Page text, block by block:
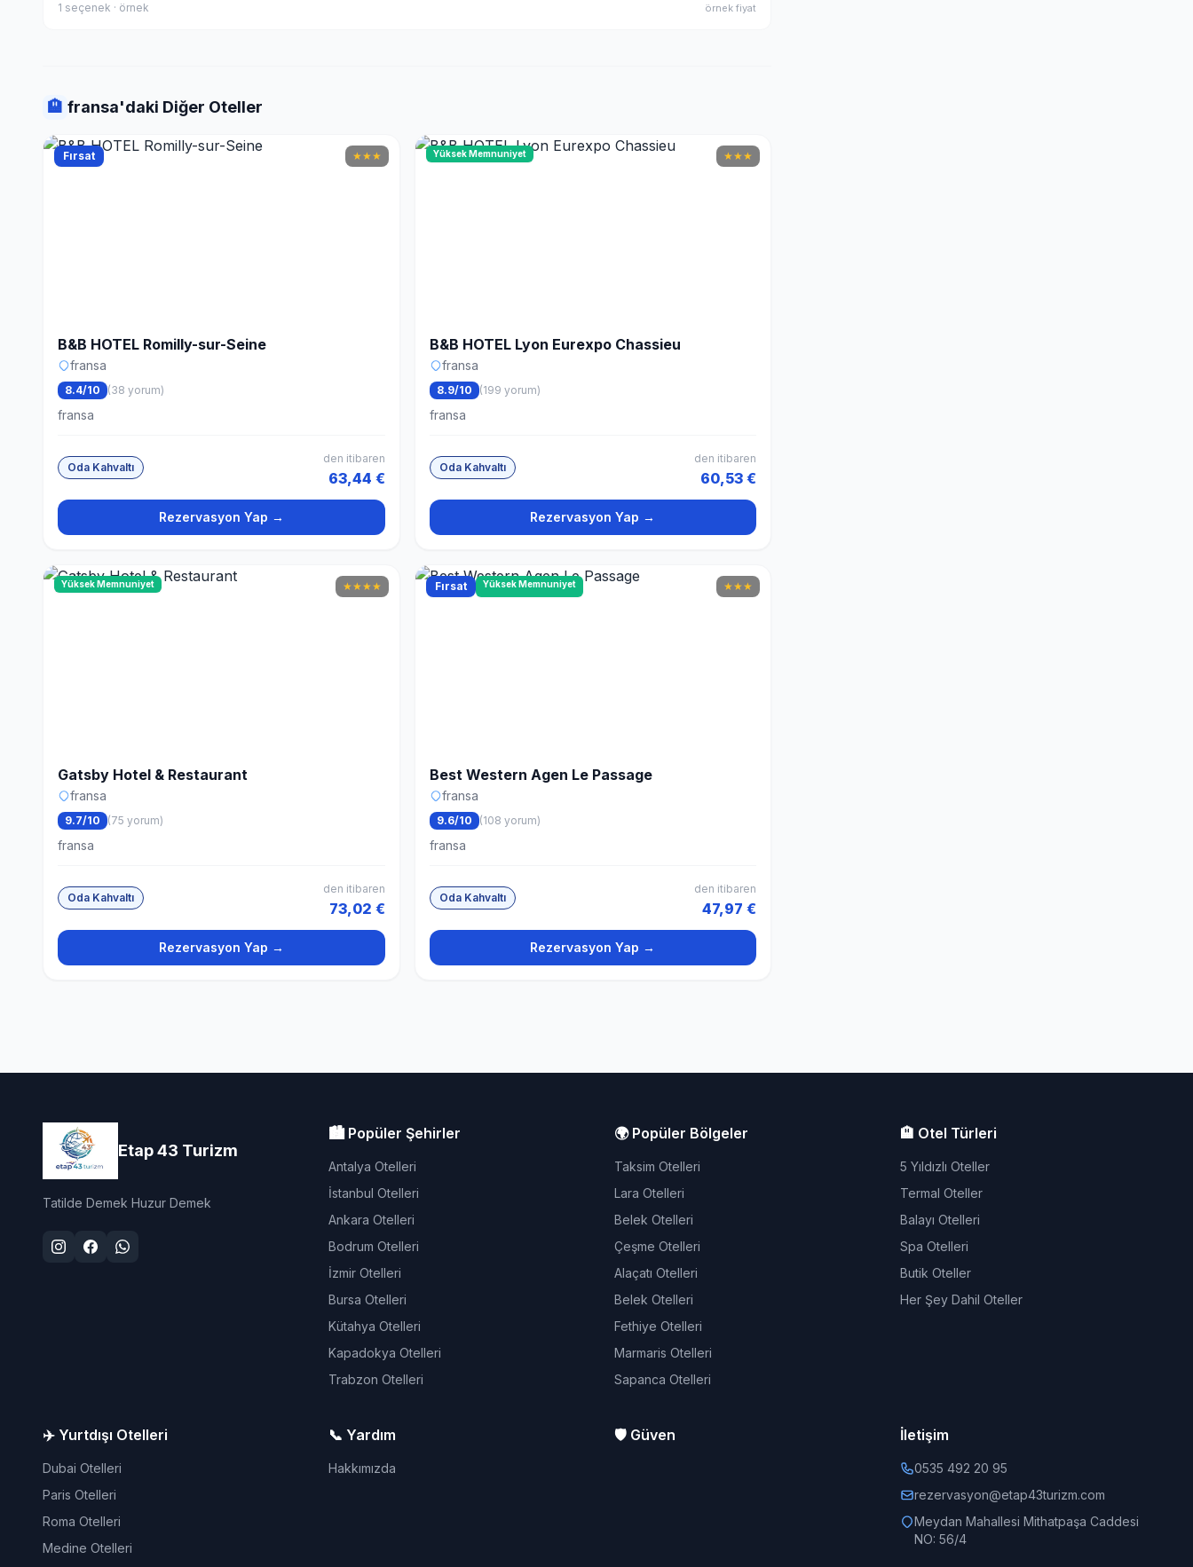
1 seçenek · örnek örnek fiyat
🏨 fransa'daki Diğer Oteller
Fırsat ★★★
B&B HOTEL Romilly-sur-Seine
fransa
8.4/10 (38 yorum)
fransa
Oda Kahvaltı
den itibaren
63,44 €
Rezervasyon Yap →
Yüksek Memnuniyet ★★★
B&B HOTEL Lyon Eurexpo Chassieu
fransa
8.9/10 (199 yorum)
fransa
Oda Kahvaltı
den itibaren
60,53 €
Rezervasyon Yap →
Yüksek Memnuniyet ★★★★
Gatsby Hotel & Restaurant
fransa
9.7/10 (75 yorum)
fransa
Oda Kahvaltı
den itibaren
73,02 €
Rezervasyon Yap →
Fırsat Yüksek Memnuniyet ★★★
Best Western Agen Le Passage
fransa
9.6/10 (108 yorum)
fransa
Oda Kahvaltı
den itibaren
47,97 €
Rezervasyon Yap →
Etap 43 Turizm
Tatilde Demek Huzur Demek
🏙️ Popüler Şehirler
Antalya Otelleri
İstanbul Otelleri
Ankara Otelleri
Bodrum Otelleri
İzmir Otelleri
Bursa Otelleri
Kütahya Otelleri
Kapadokya Otelleri
Trabzon Otelleri
🌍 Popüler Bölgeler
Taksim Otelleri
Lara Otelleri
Belek Otelleri
Çeşme Otelleri
Alaçatı Otelleri
Belek Otelleri
Fethiye Otelleri
Marmaris Otelleri
Sapanca Otelleri
🏨 Otel Türleri
5 Yıldızlı Oteller
Termal Oteller
Balayı Otelleri
Spa Otelleri
Butik Oteller
Her Şey Dahil Oteller
✈️ Yurtdışı Otelleri
Dubai Otelleri
Paris Otelleri
Roma Otelleri
Medine Otelleri
📞 Yardım
Hakkımızda
🛡️ Güven İletişim
0535 492 20 95
rezervasyon@etap43turizm.com
Meydan Mahallesi Mithatpaşa Caddesi
NO: 56/4